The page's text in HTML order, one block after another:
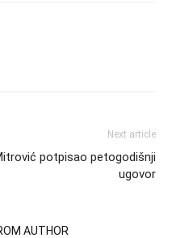
Next article
potpisao petogodišnji
ugovor
AUTHOR